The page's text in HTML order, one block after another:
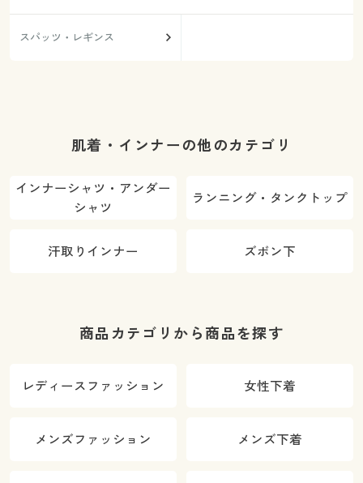
スパッツ・レギンス
肌着・インナーの他のカテゴリ
インナーシャツ・アンダー
シャツ
ランニング・タンクトップ
汗取りインナー ズボン下
商品カテゴリから商品を探す
レディースファッション 女性下着
メンズファッション メンズ下着